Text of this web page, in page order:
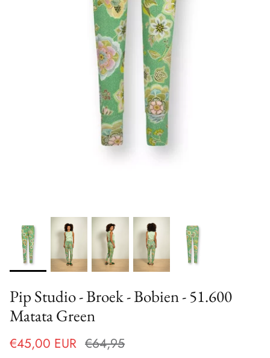
Pip Studio - Broek - Bobien - 51.600
Matata Green
€45,00 EUR €64,95